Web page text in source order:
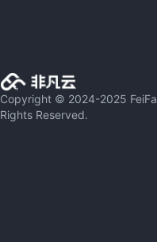
Copyright © 2024-2025
Rights Reserved.